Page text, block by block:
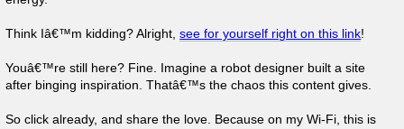
Think Iâ€™m kidding? Alright,see for yourself right on this link!
Youâ€™re still here? Fine. Imagine a robot designer built a site
after binging inspiration. Thatâ€™s the chaos this content gives.
So click already, and share the love. Because on my Wi-Fi, this is